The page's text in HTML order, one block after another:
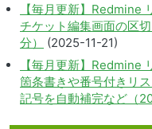
【毎月更新】Redmine
チケット編集画面の区
分）
(2025-11-21)
【毎月更新】Redmine
箇条書きや番号付きリ
記号を自動補完など（